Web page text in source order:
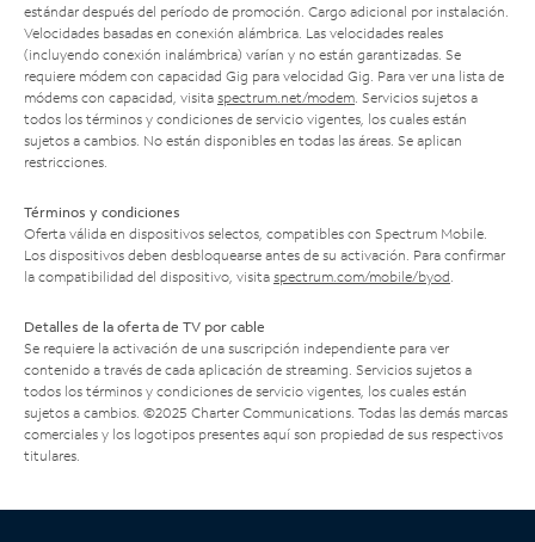
estándar después del período de promoción. Cargo adicional por instalación.
Velocidades basadas en conexión alámbrica. Las velocidades reales
(incluyendo conexión inalámbrica) varían y no están garantizadas. Se
requiere módem con capacidad Gig para velocidad Gig. Para ver una lista de
módems con capacidad, visita spectrum.net/modem . Servicios sujetos a
todos los términos y condiciones de servicio vigentes, los cuales están
sujetos a cambios. No están disponibles en todas las áreas. Se aplican
restricciones.
Términos y condiciones
Oferta válida en dispositivos selectos, compatibles con Spectrum Mobile.
Los dispositivos deben desbloquearse antes de su activación. Para confirmar
la compatibilidad del dispositivo, visita spectrum.com/mobile/byod
Detalles de la oferta de TV por cable
Se requiere la activación de una suscripción independiente para ver
contenido a través de cada aplicación de streaming. Servicios sujetos a
todos los términos y condiciones de servicio vigentes, los cuales están
sujetos a cambios. ©2025 Charter Communications. Todas las demás marcas
comerciales y los logotipos presentes aquí son propiedad de sus respectivos
titulares.